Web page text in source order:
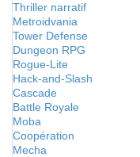
Thriller narratif
Metroidvania
Tower Defense
Dungeon RPG
Rogue-Lite
Hack-and-Slash
Cascade
Battle Royale
Moba
Coopération
Mecha